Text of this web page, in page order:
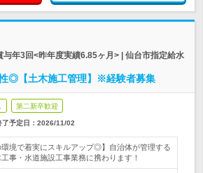
与年3回<昨年度実績6.85ヶ月> | 仙台市指定給水
◎【土木施工管理】※経験者募集
第二新卒歓迎
了予定日： 2026/11/02
環境で着実にスキルアップ◎】自治体が管理する
事・水道施設工事業務に携わります！